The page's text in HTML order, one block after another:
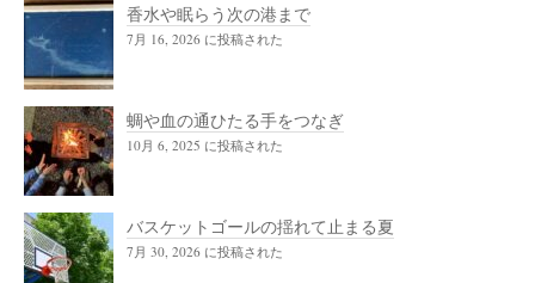
香水や眠らう次の港まで
7月 16, 2026 に投稿された
蜩や血の通ひたる手をつなぎ
10月 6, 2025 に投稿された
バスケットゴールの揺れて止まる夏
7月 30, 2026 に投稿された